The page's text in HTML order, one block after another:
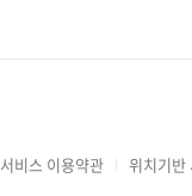
서비스 이용약관
위치기반